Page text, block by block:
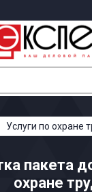
Услуги по охране
пакета
охране